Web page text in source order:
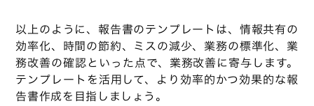
以上のように、報告書のテンプレートは、情報共有の
効率化、時間の節約、ミスの減少、業務の標準化、業
務改善の確認といった点で、業務改善に寄与します。
テンプレートを活用して、より効率的かつ効果的な報
告書作成を目指しましょう。